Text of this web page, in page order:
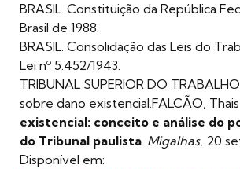
BRASIL. Constituição da República
Brasil de 1988.
BRASIL. Consolidação das Leis do
Lei nº 5.452/1943.
TRIBUNAL SUPERIOR DO
sobre dano existencial.FALCÃO,
existencial: conceito e análise do
do Tribunal paulista. Migalhas, 20
Disponível em: